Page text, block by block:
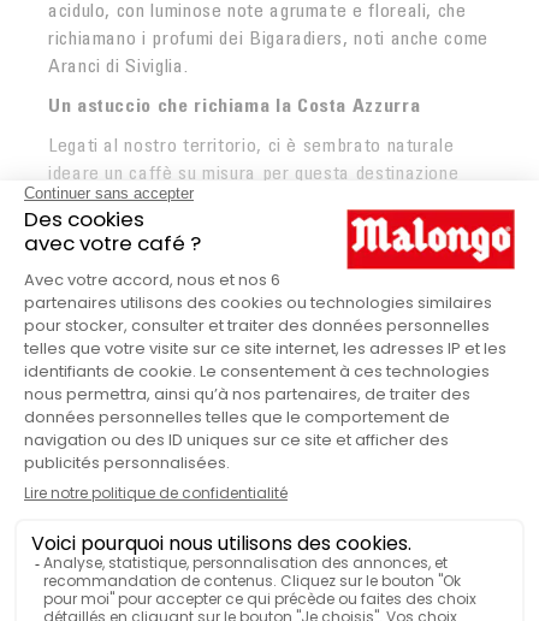
acidulo, con luminose note agrumate e floreali, che
richiamano i profumi dei Bigaradiers, noti anche come
Aranci di Siviglia.
Un astuccio che richiama la Costa Azzurra
Legati al nostro territorio, ci è sembrato naturale
ideare un caffè su misura per questa destinazione
irresistibile e inebriante. L’astuccio di colore giallo,
che ricorda il sole e la sabbia, è impreziosito da
un’illustrazione elegante e luminosa realizzata
dall’artista nizzardo Eric Garence. Questo astuccio
mostra con orgoglio un paesaggio colorato e
autentico della Costa Azzurra.
LIRE PLUS
Cialde Côte d'Azur in dettaglio
MARCHIO Malongo
GAMMA MALONGO
QUANTITÀ DI DOSI 16 cialde